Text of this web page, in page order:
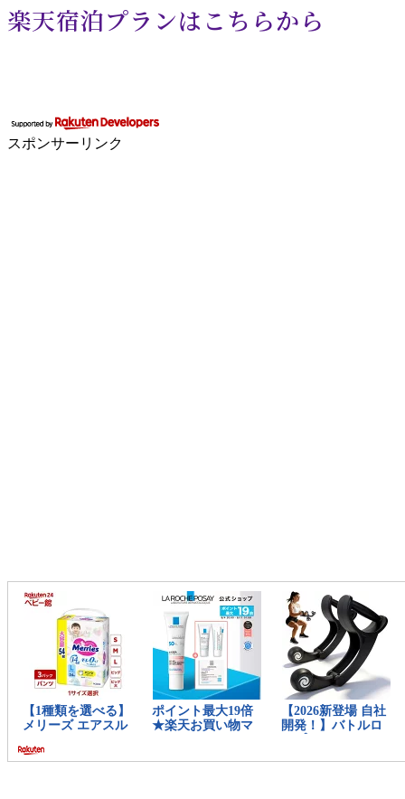
楽天宿泊プランはこちらから
スポンサーリンク